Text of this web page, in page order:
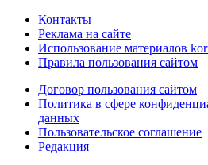
Контакты
Реклама на сайте
Использование материалов
Правила пользования сайтом
Договор пользования сайтом
Политика в сфере
данных
Пользовательское соглашение
Редакция